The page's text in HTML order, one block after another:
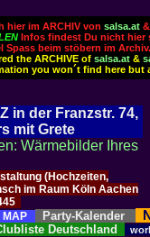
hier im ARCHIV von salsa.at
Infos findest Du nicht hier
Spass beim stöbern im Archiv.
the ARCHIVE of salsa.at&
you won´t find here but
in der Franzstr. 74,
mit Grete
Wärmebilder Ihres
(Hochzeiten,
im Raum Köln Aachen
MAP
Party-Kalender
Deutschland